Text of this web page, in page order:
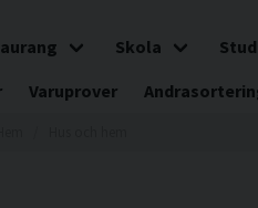
Skola
Varuprover